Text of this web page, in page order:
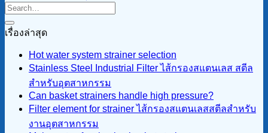
เรื่องล่าสุด
Hot water system strainer selection
Stainless Steel Industrial Filter ไส้กรองสแตนเลส สตีล
สำหรับอุตสาหกรรม
Can basket strainers handle high pressure?
Filter element for strainer ไส้กรองสแตนเลสสตีลสำหรับ
งานอุตสาหกรรม